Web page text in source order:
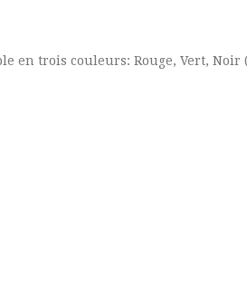
en trois couleurs: Rouge, Vert, Noir